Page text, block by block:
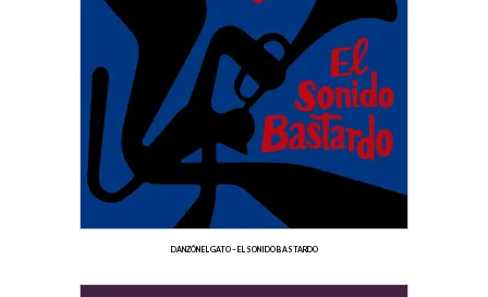
DANZÓN EL GATO – EL SONIDO BASTARDO